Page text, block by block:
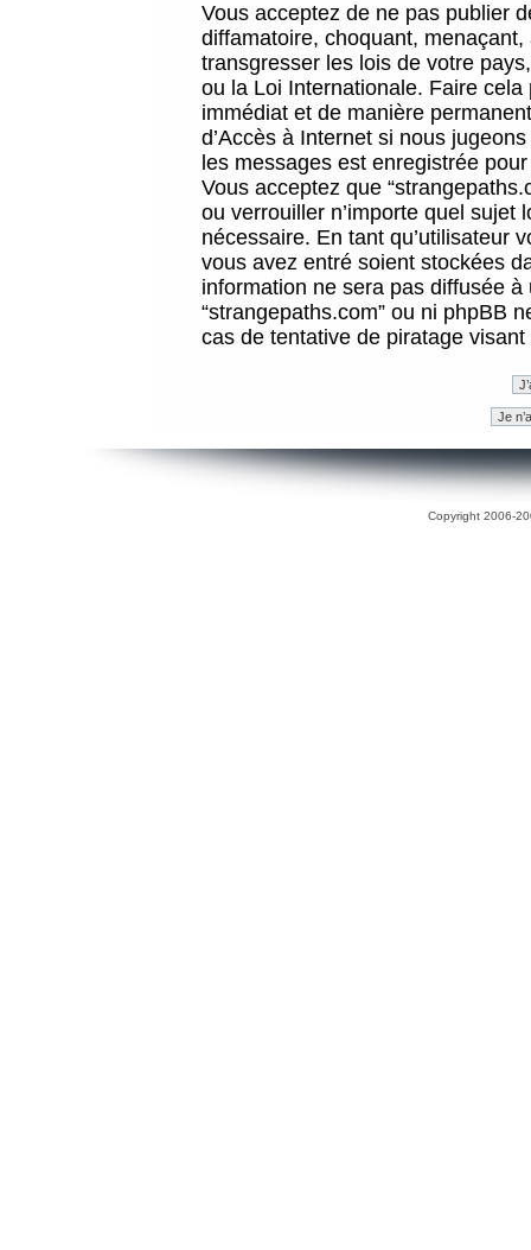
Vous acceptez de ne pas publier
diffamatoire, choquant,
transgresser les lois de votre
ou la Loi Internationale. Faire
immédiat et de manière
d’Accès à Internet si nous
les messages est enregistrée
Vous acceptez que
ou verrouiller n’importe quel sujet
nécessaire. En tant qu’utilisateur
vous avez entré soient stockées
information ne sera pas diffusée
“strangepaths.com” ou ni phpBB
cas de tentative de piratage
Copyright 2006-